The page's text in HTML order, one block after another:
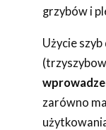
grzybów i
Użycie
zarówno